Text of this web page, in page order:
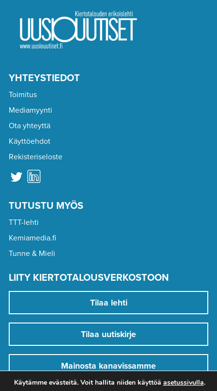
YHTEYSTIEDOT
Toimitus
Mediamyynti
Ota yhteyttä
Käyttöehdot
Rekisteriseloste
TUTUSTU MYÖS
TTT-lehti
Kemiamedia.fi
Tunne & Mieli
LIITY KIERTOTALOUSVERKOSTOON
Tilaa lehti
Tilaa uutiskirje
Mainosta kanavissamme
Käytämme evästeitä. Voit hallita niiden käyttöä asetussivulla.